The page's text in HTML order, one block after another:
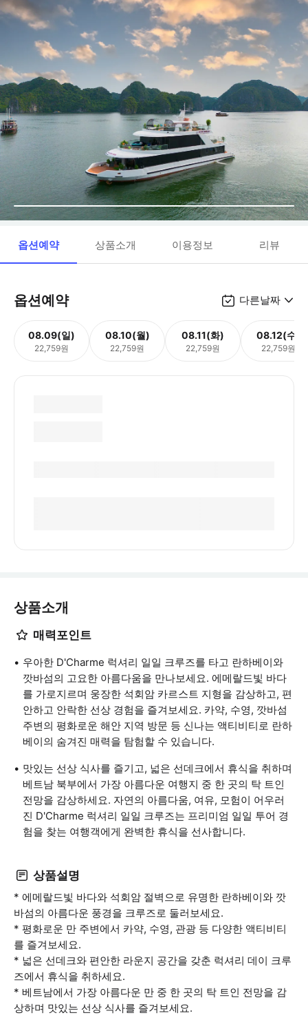
옵션예약 상품소개 이용정보 리뷰
옵션예약 다른날짜
08.09(일)
22,759원
08.10(월)
22,759원
08.11(화)
22,759원
08.12(수)
22,759원
상품소개
매력포인트
우아한 D'Charme 럭셔리 일일 크루즈를 타고 란하베이와
깟바섬의 고요한 아름다움을 만나보세요. 에메랄드빛 바다
를 가로지르며 웅장한 석회암 카르스트 지형을 감상하고, 편
안하고 안락한 선상 경험을 즐겨보세요. 카약, 수영, 깟바섬
주변의 평화로운 해안 지역 방문 등 신나는 액티비티로 란하
베이의 숨겨진 매력을 탐험할 수 있습니다.
맛있는 선상 식사를 즐기고, 넓은 선데크에서 휴식을 취하며
베트남 북부에서 가장 아름다운 여행지 중 한 곳의 탁 트인
전망을 감상하세요. 자연의 아름다움, 여유, 모험이 어우러
진 D'Charme 럭셔리 일일 크루즈는 프리미엄 일일 투어 경
험을 찾는 여행객에게 완벽한 휴식을 선사합니다.
상품설명
* 에메랄드빛 바다와 석회암 절벽으로 유명한 란하베이와 깟
바섬의 아름다운 풍경을 크루즈로 둘러보세요.
* 평화로운 만 주변에서 카약, 수영, 관광 등 다양한 액티비티
를 즐겨보세요.
* 넓은 선데크와 편안한 라운지 공간을 갖춘 럭셔리 데이 크루
즈에서 휴식을 취하세요.
* 베트남에서 가장 아름다운 만 중 한 곳의 탁 트인 전망을 감
상하며 맛있는 선상 식사를 즐겨보세요.